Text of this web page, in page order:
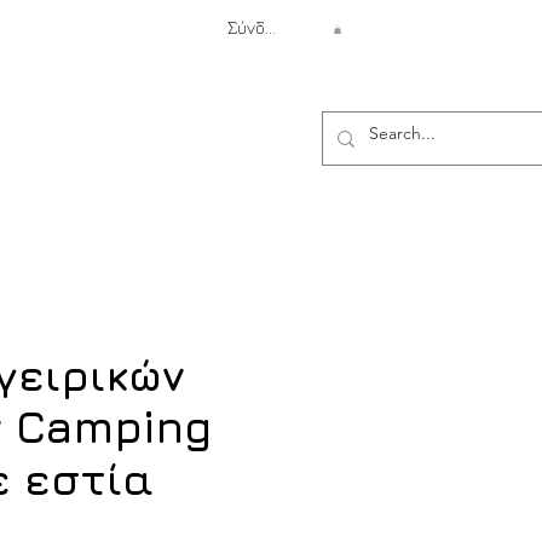
Σύνδεση
Camping
εστία